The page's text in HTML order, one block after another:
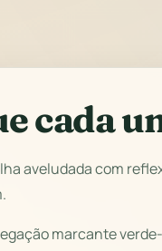
cada
aveludada com
marcante